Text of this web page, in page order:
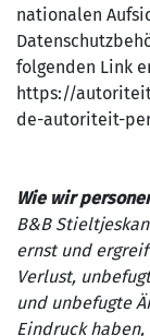
nationalen
folgenden Link
https://
de-autoriteit-
Wie wir
B&B
ernst und
Verlust,
und unbefugte
Eindruck